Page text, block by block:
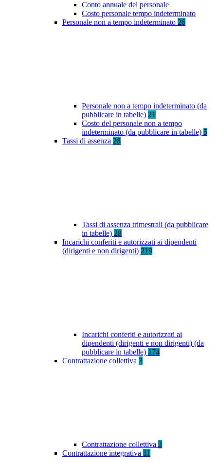
Conto annuale del personale
Costo personale tempo indeterminato
Personale non a tempo indeterminato 26
Personale non a tempo indeterminato (da
pubblicare in tabelle) 21
Costo del personale non a tempo
indeterminato (da pubblicare in tabelle) 5
Tassi di assenza 28
Tassi di assenza trimestrali (da pubblicare
in tabelle) 28
Incarichi conferiti e autorizzati ai dipendenti
(dirigenti e non dirigenti) 219
Incarichi conferiti e autorizzati ai
dipendenti (dirigenti e non dirigenti) (da
pubblicare in tabelle) 174
Contrattazione collettiva 3
Contrattazione collettiva 3
Contrattazione integrativa 11